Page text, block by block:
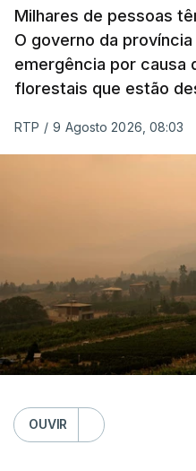
Milhares de pessoas
O governo da
emergência por causa
florestais que estão
RTP / 9 Agosto 2026, 08:03
OUVIR